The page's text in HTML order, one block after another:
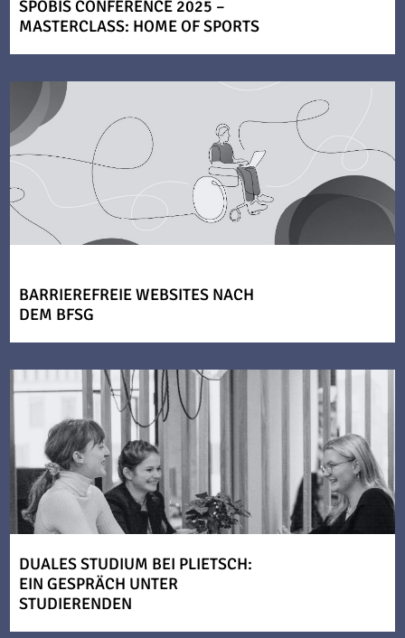
SPOBIS CONFERENCE 2025 –
MASTERCLASS: HOME OF SPORTS
BARRIEREFREIE WEBSITES NACH
DEM BFSG
DUALES STUDIUM BEI PLIETSCH:
EIN GESPRÄCH UNTER
STUDIERENDEN